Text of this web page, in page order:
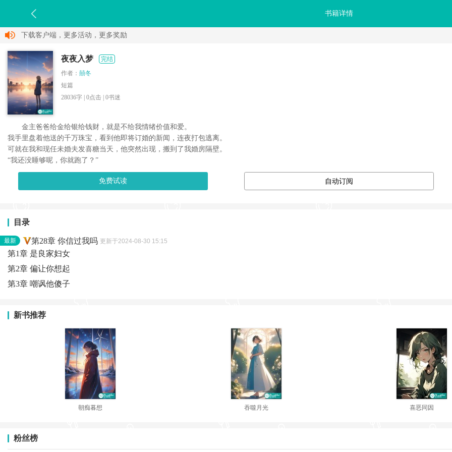
书籍详情
下载客户端，更多活动，更多奖励
夜夜入梦
完结
作者： 囍冬
短篇
28036字 | 0点击 | 0书迷
金主爸爸给金给银给钱财，就是不给我情绪价值和爱。
我手里盘着他送的千万珠宝，看到他即将订婚的新闻，连夜打包逃离。
可就在我和现任未婚夫发喜糖当天，他突然出现，搬到了我婚房隔壁。
免费试读 自动订阅
目录
最新 第28章 你信过我吗 更新于2024-08-30 15:15
第1章 是良家妇女
第2章 偏让你想起
第3章 嘲讽他傻子
新书推荐
朝痴暮想 吞噬月光 喜恶同因
粉丝榜